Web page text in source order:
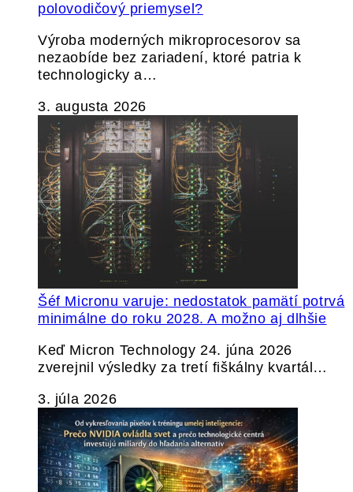
polovodičový priemysel?
Výroba moderných mikroprocesorov sa
nezaobíde bez zariadení, ktoré patria k
technologicky a…
3. augusta 2026
Šéf Micronu varuje: nedostatok pamätí potrvá
minimálne do roku 2028. A možno aj dlhšie
Keď Micron Technology 24. júna 2026
zverejnil výsledky za tretí fiškálny kvartál…
3. júla 2026